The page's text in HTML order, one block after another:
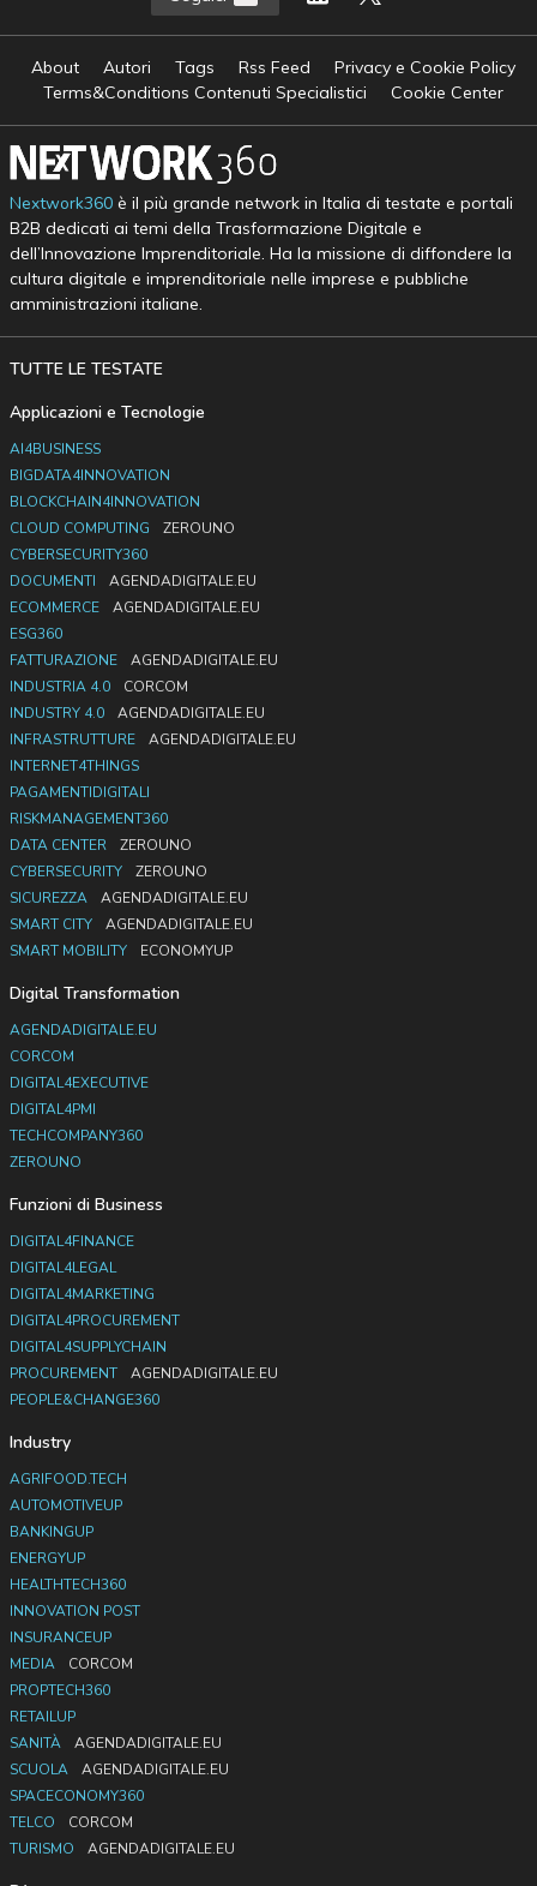
About Autori Tags Rss Feed
Privacy e Cookie Policy
Terms&Conditions Contenuti Specialistici
Cookie Center
Nextwork360è il più grande network in Italia di testate e portali
B2B dedicati ai temi della Trasformazione Digitale e
dell’Innovazione Imprenditoriale. Ha la missione di diffondere la
cultura digitale e imprenditoriale nelle imprese e pubbliche
amministrazioni italiane.
TUTTE LE TESTATE
Applicazioni e Tecnologie
AI4BUSINESS
BIGDATA4INNOVATION
BLOCKCHAIN4INNOVATION
CLOUD COMPUTING
ZEROUNO
CYBERSECURITY360
DOCUMENTI
AGENDADIGITALE.EU
ECOMMERCE
AGENDADIGITALE.EU
ESG360
FATTURAZIONE
AGENDADIGITALE.EU
INDUSTRIA 4.0
CORCOM
INDUSTRY 4.0
AGENDADIGITALE.EU
INFRASTRUTTURE
AGENDADIGITALE.EU
INTERNET4THINGS
PAGAMENTIDIGITALI
RISKMANAGEMENT360
DATA CENTER
ZEROUNO
CYBERSECURITY
ZEROUNO
SICUREZZA
AGENDADIGITALE.EU
SMART CITY
AGENDADIGITALE.EU
SMART MOBILITY
ECONOMYUP
Digital Transformation
AGENDADIGITALE.EU
CORCOM
DIGITAL4EXECUTIVE
DIGITAL4PMI
TECHCOMPANY360
ZEROUNO
Funzioni di Business
DIGITAL4FINANCE
DIGITAL4LEGAL
DIGITAL4MARKETING
DIGITAL4PROCUREMENT
DIGITAL4SUPPLYCHAIN
PROCUREMENT
AGENDADIGITALE.EU
PEOPLE&CHANGE360
Industry
AGRIFOOD.TECH
AUTOMOTIVEUP
BANKINGUP
ENERGYUP
HEALTHTECH360
INNOVATION POST
INSURANCEUP
MEDIA
CORCOM
PROPTECH360
RETAILUP
SANITÀ
AGENDADIGITALE.EU
SCUOLA
AGENDADIGITALE.EU
SPACECONOMY360
TELCO
CORCOM
TURISMO
AGENDADIGITALE.EU